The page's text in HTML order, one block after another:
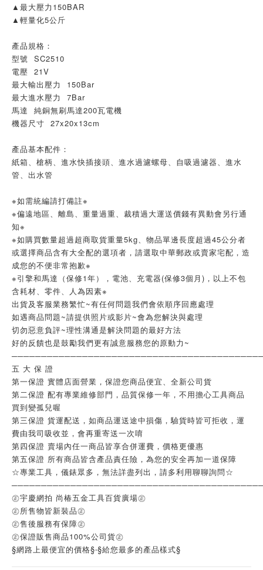
▲最大壓力150BAR
▲輕量化5公斤
產品規格：
型號  SC2510
電壓  21V
最大輸出壓力  150Bar
最大進水壓力  7Bar
馬達  純銅無刷馬達200瓦電機
機器尺寸  27x20x13cm
產品基本配件：
紙箱、槍柄、進水快插接頭、進水過濾螺母、自吸過濾器、進水
管、出水管
※如需統編請打備註※
※偏遠地區、離島、重量過重、裁積過大運送價錢有異動會另行通
知※
※如購買數量超過超商取貨重量5kg、物品單邊長度超過45公分者
或選擇商品含有大全配的選項者，請選取中華郵政或賣家宅配，造
成您的不便非常抱歉※
※引擎和馬達（保修1年），電池、充電器(保修3個月)，以上不包
含耗材、零件、人為因素※
出貨及客服業務繁忙~有任何問題我們會依順序回應處理
如遇商品問題~請提供照片或影片~會為您解決與處理
切勿惡意負評~理性溝通是解決問題的最好方法
好的反饋也是鼓勵我們更有誠意服務您的原動力~
五 大 保 證
第一保證 實體店面營業，保證您商品便宜、全新公司貨
第二保證 配有專業維修部門，品質保修一年，不用擔心工具商品
買到變孤兒喔
第三保證 貨運配送，如商品運送途中損傷，驗貨時皆可拒收，運
費由我司吸收並，會再重寄送一次唷
第四保證 賣場內任一商品皆享合併運費，價格更優惠
第五保證 所有商品皆含產品責任險，為您的安全再加一道保障
☆專業工具，儀錶眾多，無法詳盡列出，請多利用聊聊詢問☆
㊣宇慶網拍 尚椿五金工具百貨廣場㊣
㊣所售物皆新裝品㊣
㊣售後服務有保障㊣
㊣保證販售商品100%公司貨㊣
§網路上最便宜的價格§‧§給您最多的產品樣式§